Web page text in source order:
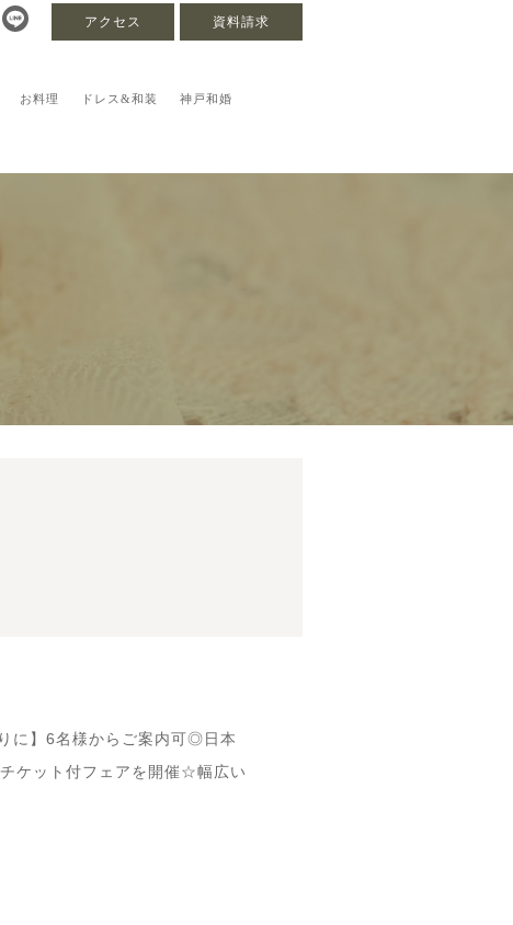
資料請求
アクセス
お料理 ドレス&和装 神戸和婚
に】6名様からご案内可◎日本
ケット付フェアを開催☆幅広い